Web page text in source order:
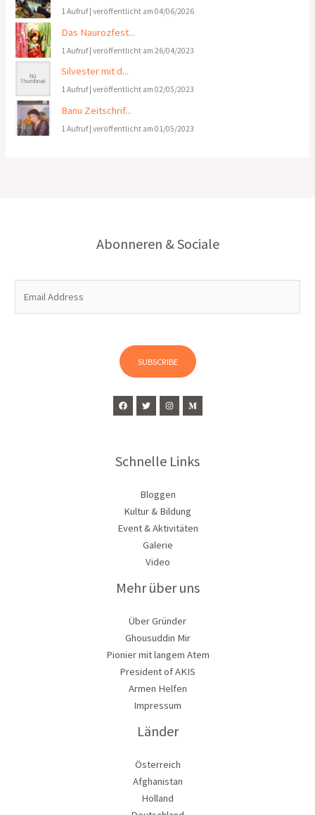
1 Aufruf|veröffentlicht am 04/06/2026
Das Naurozfest...
1 Aufruf|veröffentlicht am 26/04/2023
Silvester mit d...
1 Aufruf|veröffentlicht am 02/05/2023
Banu Zeitschrif...
1 Aufruf|veröffentlicht am 01/05/2023
Abonneren & Sociale
SUBSCRIBE
Schnelle Links
Bloggen
Kultur & Bildung
Event & Aktivitäten
Galerie
Video
Mehr über uns
Über Gründer
Ghousuddin Mir
Pionier mit langem Atem
President of AKIS
Armen Helfen
Impressum
Länder
Österreich
Afghanistan
Holland